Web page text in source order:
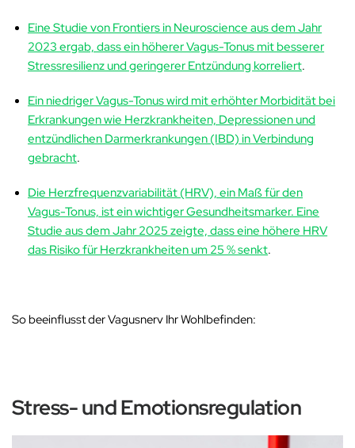
Eine Studie von Frontiers in Neuroscience aus dem Jahr
2023ergab, dass ein höherer Vagus-Tonus mit besserer
Stressresilienz und geringerer Entzündung korreliert.
Ein niedriger Vagus-Tonus wird mit erhöhter Morbidität bei
Erkrankungen wie Herzkrankheiten, Depressionen und
entzündlichen Darmerkrankungen (IBD) in Verbindung
gebracht.
Die Herzfrequenzvariabilität (HRV), ein Maß für den
Vagus-Tonus, ist ein wichtiger Gesundheitsmarker. Eine
Studie aus dem Jahr 2025 zeigte, dass eine höhere HRV
das Risiko für Herzkrankheiten um 25 % senkt.
So beeinflusst der Vagusnerv Ihr Wohlbefinden:
Stress- und Emotionsregulation